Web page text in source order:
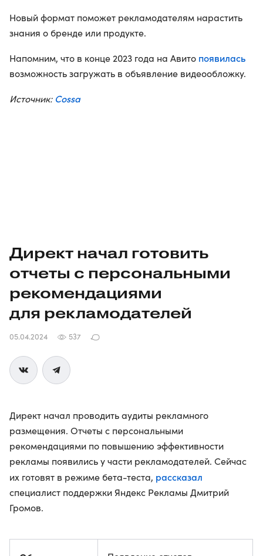
Новый формат поможет рекламодателям нарастить
знания о бренде или продукте.
Напомним, что в конце 2023 года на Авито появилась
возможность загружать в объявление видеообложку.
Источник: Cossa
Директ начал готовить
отчеты с персональными
рекомендациями
для рекламодателей
05.04.2024 537
Директ начал проводить аудиты рекламного
размещения. Отчеты с персональными
рекомендациями по повышению эффективности
рекламы появились у части рекламодателей. Сейчас
их готовят в режиме бета-теста, рассказал
специалист поддержки Яндекс Рекламы Дмитрий
Громов.